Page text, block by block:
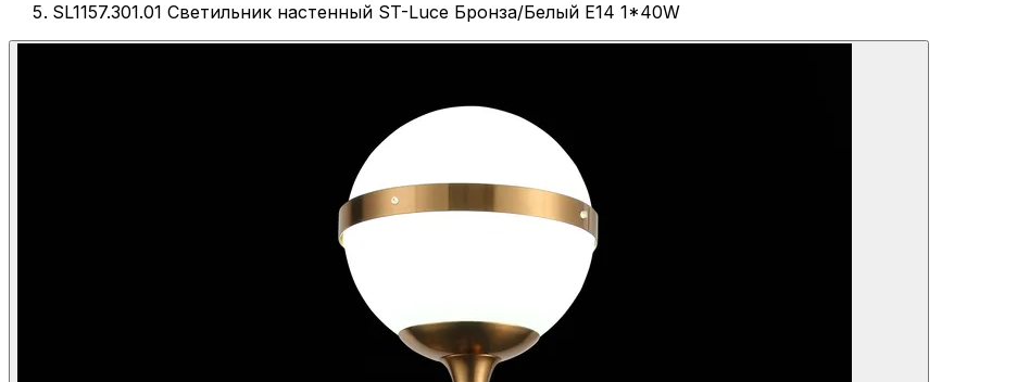
SL1157.301.01 Светильник настенный ST-Luce Бронза/Белый E14 1*40W